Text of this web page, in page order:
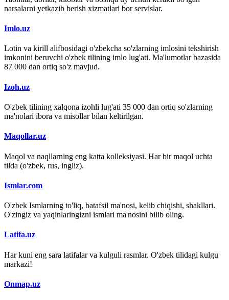
narsalarni yetkazib berish xizmatlari bor servislar.
Imlo.uz
Lotin va kirill alifbosidagi o'zbekcha so'zlarning imlosini tekshirish
imkonini beruvchi o'zbek tilining imlo lug'ati. Ma'lumotlar bazasida
87 000 dan ortiq so'z mavjud.
Izoh.uz
O'zbek tilining xalqona izohli lug'ati 35 000 dan ortiq so'zlarning
ma'nolari ibora va misollar bilan keltirilgan.
Maqollar.uz
Maqol va naqllarning eng katta kolleksiyasi. Har bir maqol uchta
tilda (o'zbek, rus, ingliz).
Ismlar.com
O'zbek Ismlarning to'liq, batafsil ma'nosi, kelib chiqishi, shakllari.
O'zingiz va yaqinlaringizni ismlari ma'nosini bilib oling.
Latifa.uz
Har kuni eng sara latifalar va kulguli rasmlar. O'zbek tilidagi kulgu
markazi!
Onmap.uz